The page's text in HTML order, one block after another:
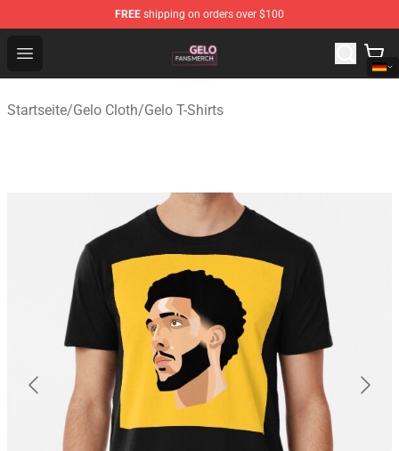
FREE shipping on orders over $100
Open menu
Gelo Shop - Official Gelo Merchandise Store
Startseite/Gelo Cloth/Gelo T-Shirts